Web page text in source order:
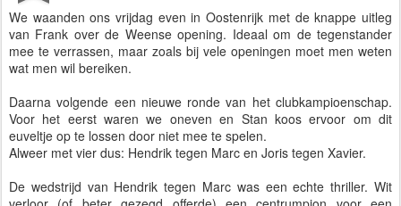
We waanden ons vrijdag even in Oostenrijk met de knappe uitleg
van Frank over de Weense opening. Ideaal om de tegenstander
mee te verrassen, maar zoals bij vele openingen moet men weten
wat men wil bereiken.
Daarna volgende een nieuwe ronde van het clubkampioenschap.
Voor het eerst waren we oneven en Stan koos ervoor om dit
euveltje op te lossen door niet mee te spelen.
Alweer met vier dus: Hendrik tegen Marc en Joris tegen Xavier.
De wedstrijd van Hendrik tegen Marc was een echte thriller. Wit